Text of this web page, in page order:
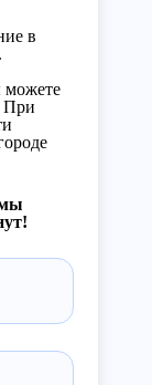
в
можете
При
мы